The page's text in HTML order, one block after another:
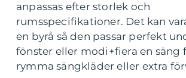
anpassas efter storlek och
rumsspecifikationer. Det kan
en byrå så den passar perfekt
fönster eller modi+fiera en säng
rymma sängkläder eller extra